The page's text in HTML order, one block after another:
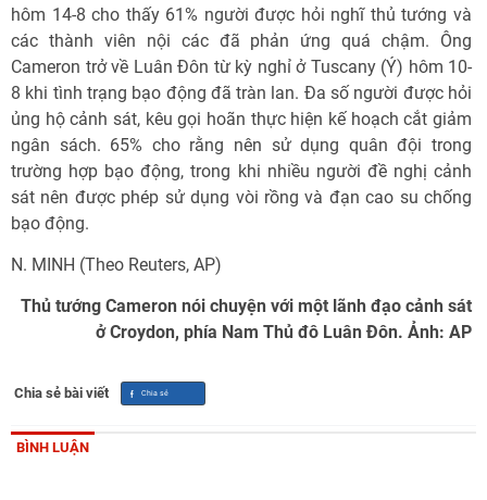
hôm 14-8 cho thấy 61% người được hỏi nghĩ thủ tướng và
các thành viên nội các đã phản ứng quá chậm. Ông
Cameron trở về Luân Đôn từ kỳ nghỉ ở Tuscany (Ý) hôm 10-
8 khi tình trạng bạo động đã tràn lan. Đa số người được hỏi
ủng hộ cảnh sát, kêu gọi hoãn thực hiện kế hoạch cắt giảm
ngân sách. 65% cho rằng nên sử dụng quân đội trong
trường hợp bạo động, trong khi nhiều người đề nghị cảnh
sát nên được phép sử dụng vòi rồng và đạn cao su chống
bạo động.
N. MINH (Theo Reuters, AP)
Thủ tướng Cameron nói chuyện với một lãnh đạo cảnh sát
ở Croydon, phía Nam Thủ đô Luân Đôn. Ảnh: AP
Chia sẻ bài viết
BÌNH LUẬN